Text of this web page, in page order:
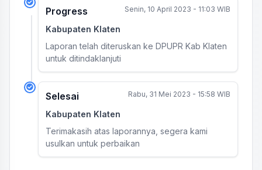
Progress Senin, 10 April 2023 - 11:03 WIB
Kabupaten Klaten
Laporan telah diteruskan ke DPUPR Kab Klaten
untuk ditindaklanjuti
Selesai Rabu, 31 Mei 2023 - 15:58 WIB
Kabupaten Klaten
Terimakasih atas laporannya, segera kami
usulkan untuk perbaikan